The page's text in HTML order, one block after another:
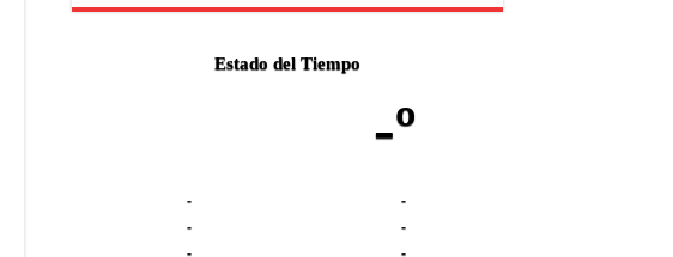
Estado del Tiempo
-º
-
-
-
-
-
-